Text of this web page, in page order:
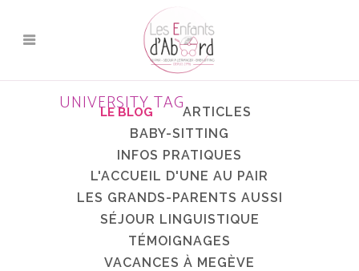
UNIVERSITY TAGARTICLES
BABY-SITTING
INFOS PRATIQUES
L'ACCUEIL D'UNE AU PAIR
LES GRANDS-PARENTS AUSSI
SÉJOUR LINGUISTIQUE
TÉMOIGNAGES
VACANCES À MEGÈVE